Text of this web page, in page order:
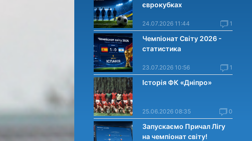
єврокубках
24.07.2026 11:44 1
Чемпіонат Світу 2026 -
статистика
23.07.2026 10:56 1
Історія ФК «Дніпро»
25.06.2026 08:35 0
Запускаємо Причал Лігу
на чемпіонат світу!